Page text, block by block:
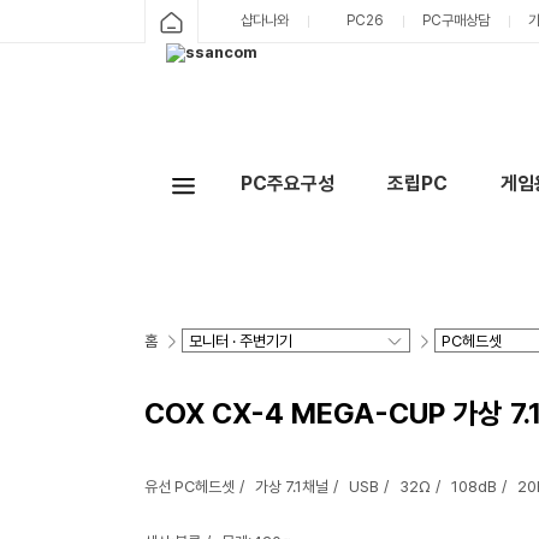
샵다나와 PC26 PC구매상담
PC주요구성 조립PC 게
홈
COX CX-4 MEGA-CUP 가상
유선 PC헤드셋 가상 7.1채널 USB 32Ω 108dB